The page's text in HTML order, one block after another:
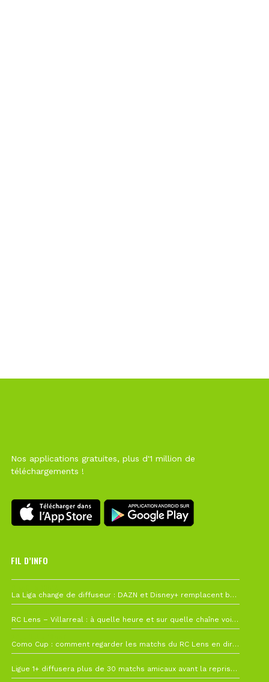
Nos applications gratuites, plus d'1 million de
téléchargements !
FIL D’INFO
La Liga change de diffuseur : DAZN et Disney+ remplacent beIN Sports !
RC Lens – Villarreal : à quelle heure et sur quelle chaîne voir la finale de la Como Cup ?
Como Cup : comment regarder les matchs du RC Lens en direct ?
Ligue 1+ diffusera plus de 30 matchs amicaux avant la reprise de la Ligue 1